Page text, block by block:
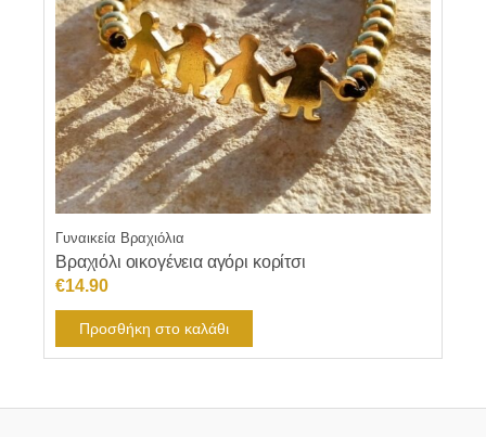
Γυναικεία Βραχιόλια
Βραχιόλι οικογένεια αγόρι κορίτσι
€14.90
Προσθήκη στο καλάθι